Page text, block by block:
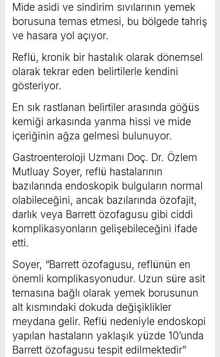
Mide asidi ve sindirim sıvılarının yemek
borusuna temas etmesi, bu bölgede tahriş
ve hasara yol açıyor.
Reflü, kronik bir hastalık olarak dönemsel
olarak tekrar eden belirtilerle kendini
gösteriyor.
En sık rastlanan belirtiler arasında göğüs
kemiği arkasında yanma hissi ve mide
içeriğinin ağza gelmesi bulunuyor.
Gastroenteroloji Uzmanı Doç. Dr. Özlem
Mutluay Soyer, reflü hastalarının
bazılarında endoskopik bulguların normal
olabileceğini, ancak bazılarında özofajit,
darlık veya Barrett özofagusu gibi ciddi
komplikasyonların gelişebileceğini ifade
etti.
Soyer, “Barrett özofagusu, reflünün en
önemli komplikasyonudur. Uzun süre asit
temasına bağlı olarak yemek borusunun
alt kısmındaki dokuda değişiklikler
meydana gelir. Reflü nedeniyle endoskopi
yapılan hastaların yaklaşık yüzde 10’unda
Barrett özofagusu tespit edilmektedir”